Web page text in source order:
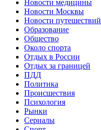
Новости медицины
Новости Москвы
Новости путешествий
Образование
Общество
Около спорта
Отдых в России
Отдых за границей
ПДД
Политика
Происшествия
Психология
Рынки
Сериалы